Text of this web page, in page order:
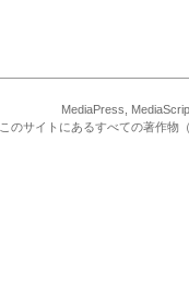
MediaPress,
このサイトにあるすべての著作物